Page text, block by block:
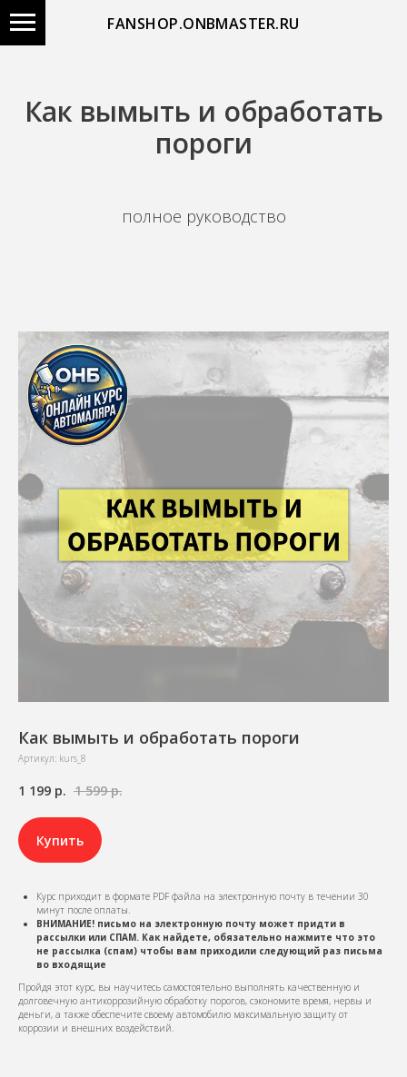
FANSHOP.ONBMASTER.RU
Как вымыть и обработать
пороги
полное руководство
Как вымыть и обработать пороги
Артикул: kurs_8
1 199 р. 1 599 р.
Купить
Курс приходит в формате PDF файла на электронную почту в течении 30
минут после оплаты.
ВНИМАНИЕ! письмо на электронную почту может придти в
рассылки или СПАМ. Как найдете, обязательно нажмите что это
не рассылка (спам) чтобы вам приходили следующий раз письма
во входящие
Пройдя этот курс, вы научитесь самостоятельно выполнять качественную и
долговечную антикоррозийную обработку порогов, сэкономите время, нервы и
деньги, а также обеспечите своему автомобилю максимальную защиту от
коррозии и внешних воздействий.